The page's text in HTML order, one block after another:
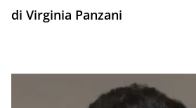
di Virginia Panzani